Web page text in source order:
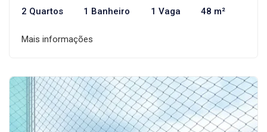
2 Quartos 1 Banheiro 1 Vaga 48 m²
Mais informações